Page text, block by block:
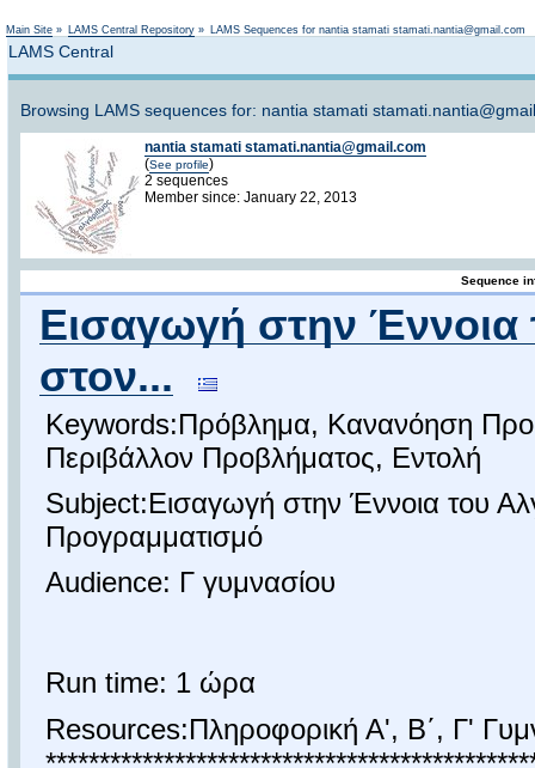
Main Site » LAMS Central Repository » LAMS Sequences for nantia stamati stamati.nantia@gmail.com
LAMS Central
Browsing LAMS sequences for: nantia stamati
nantia stamati stamati.nantia@gmail.com
(See profile)
2 sequences
Member since: January 22, 2013
Sequence
Εισαγωγή στην Έννοια
στον...
Keywords:Πρόβλημα, Κανανόηση
Περιβάλλον Προβλήματος, Εντολή
Subject:Εισαγωγή στην Έννοια του
Προγραμματισμό
Audience: Γ γυμνασίου
Run time: 1 ώρα
Resources:Πληροφορική Α', Β΄, Γ'